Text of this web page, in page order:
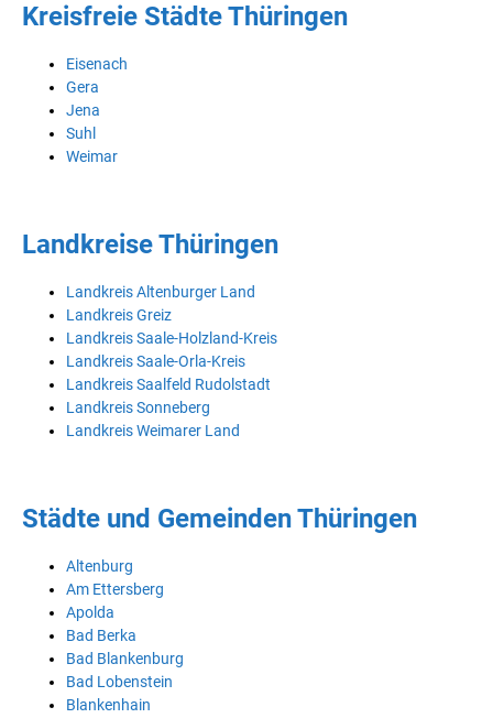
Kreisfreie Städte Thüringen
Eisenach
Gera
Jena
Suhl
Weimar
Landkreise Thüringen
Landkreis Altenburger Land
Landkreis Greiz
Landkreis Saale-Holzland-Kreis
Landkreis Saale-Orla-Kreis
Landkreis Saalfeld Rudolstadt
Landkreis Sonneberg
Landkreis Weimarer Land
Städte und Gemeinden Thüringen
Altenburg
Am Ettersberg
Apolda
Bad Berka
Bad Blankenburg
Bad Lobenstein
Blankenhain